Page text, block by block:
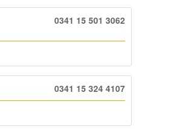
0341 15 501 3062
0341 15 324 4107